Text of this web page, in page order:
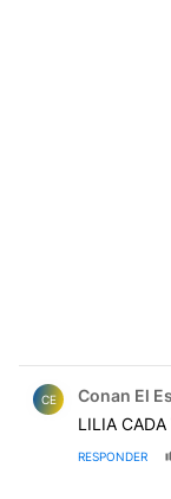
CE Conan El
LILIA CADA
RESPONDER